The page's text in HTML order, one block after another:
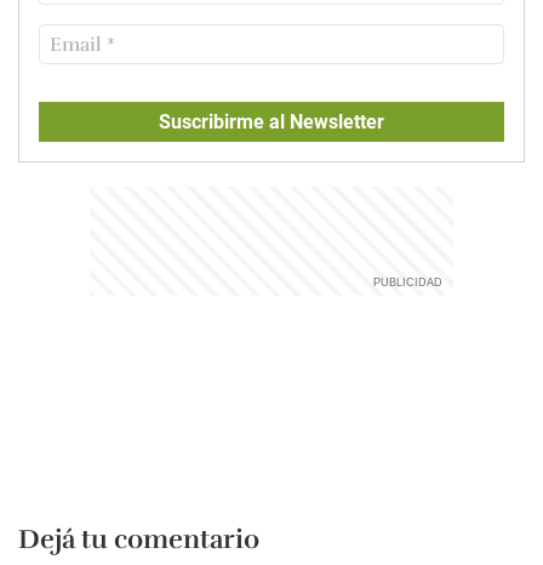
Suscribirme al Newsletter
Dejá tu comentario